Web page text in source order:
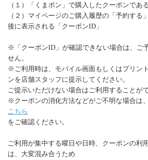
（１）「くまポン」で購入したクーポンであ
（２）マイページのご購入履歴の「予約する
後に表示される「クーポンID」
※「クーポンID」が確認できない場合は、ご
せん。
※ご利用時は、モバイル画面もしくはプリン
ンを店舗スタッフに提示してください。
ご提示いただけない場合はご利用することが
※クーポンの消化方法などがご不明な場合は、
こちら
をご確認ください。
ご利用が集中する曜日や日時、クーポンの利
は、大変混み合うため